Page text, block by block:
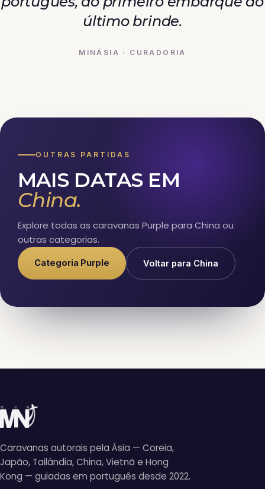
último brinde.
MINÁSIA · CURADORIA
OUTRAS PARTIDAS
MAIS DATAS EM
China.
Explore todas as caravanas Purple para China ou
outras categorias.
Categoria Purple Voltar para China
Caravanas autorais pela Ásia — Coreia,
Japão, Tailândia, China, Vietnã e Hong
Kong — guiadas em português desde 2022.